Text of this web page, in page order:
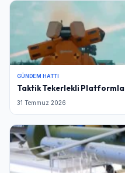
GÜNDEM HATTI
Taktik Tekerlekli
31 Temmuz 2026